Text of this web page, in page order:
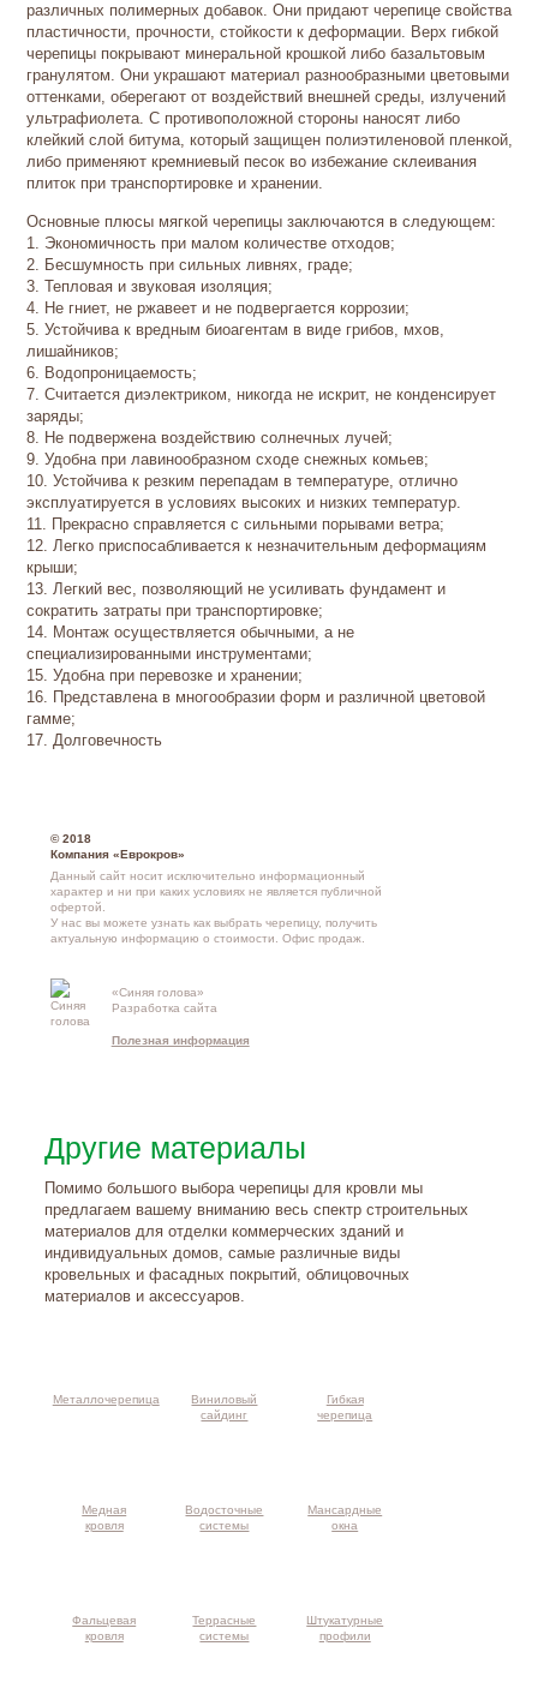
различных полимерных добавок. Они придают черепице свойства
пластичности, прочности, стойкости к деформации. Верх гибкой
черепицы покрывают минеральной крошкой либо базальтовым
гранулятом. Они украшают материал разнообразными цветовыми
оттенками, оберегают от воздействий внешней среды, излучений
ультрафиолета. С противоположной стороны наносят либо
клейкий слой битума, который защищен полиэтиленовой пленкой,
либо применяют кремниевый песок во избежание склеивания
плиток при транспортировке и хранении.
Основные плюсы мягкой черепицы заключаются в следующем:
1. Экономичность при малом количестве отходов;
2. Бесшумность при сильных ливнях, граде;
3. Тепловая и звуковая изоляция;
4. Не гниет, не ржавеет и не подвергается коррозии;
5. Устойчива к вредным биоагентам в виде грибов, мхов,
лишайников;
6. Водопроницаемость;
7. Считается диэлектриком, никогда не искрит, не конденсирует
заряды;
8. Не подвержена воздействию солнечных лучей;
9. Удобна при лавинообразном сходе снежных комьев;
10. Устойчива к резким перепадам в температуре, отлично
эксплуатируется в условиях высоких и низких температур.
11. Прекрасно справляется с сильными порывами ветра;
12. Легко приспосабливается к незначительным деформациям
крыши;
13. Легкий вес, позволяющий не усиливать фундамент и
сократить затраты при транспортировке;
14. Монтаж осуществляется обычными, а не
специализированными инструментами;
15. Удобна при перевозке и хранении;
16. Представлена в многообразии форм и различной цветовой
гамме;
17. Долговечность
© 2018
Компания «Еврокров»
Данный сайт носит исключительно информационный
характер и ни при каких условиях не является публичной
офертой.
У нас вы можете узнать как выбрать черепицу, получить
актуальную информацию о стоимости.Офис продаж
«Синяя голова»
Разработка сайта
Полезная информация
Другие материалы
Помимо большого выбора черепицы для кровли мы
предлагаем вашему вниманию весь спектр строительных
материалов для отделки коммерческих зданий и
индивидуальных домов, самые различные виды
кровельных и фасадных покрытий, облицовочных
материалов и аксессуаров.
Металлочерепица
Виниловый
сайдинг
Гибкая
черепица
Медная
кровля
Водосточные
системы
Мансардные
окна
Фальцевая
кровля
Террасные
системы
Штукатурные
профили